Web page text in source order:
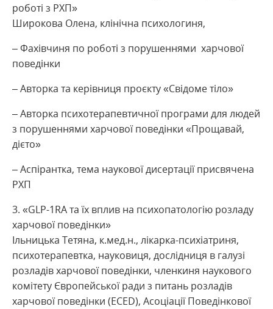
роботі з РХП»
Широкова Олена, клінічна психологиня,
– Фахівчиня по роботі з порушеннями харчової
поведінки
– Авторка та керівниця проєкту «Свідоме тіло»
– Авторка психотерапевтичної програми для людей
з порушеннями харчової поведінки «Прощавай,
дієто»
– Аспірантка, тема наукової дисертації присвячена
РХП
«GLP-1RA та їх вплив на психопатологію розладу
харчової поведінки»
Ільницька Тетяна, к.мед.н., лікарка-психіатриня,
психотерапевтка, науковиця, дослідниця в галузі
розладів харчової поведінки, членкиня наукового
комітету Європейської ради з питань розладів
харчової поведінки (ECED), Асоціації Поведінкової